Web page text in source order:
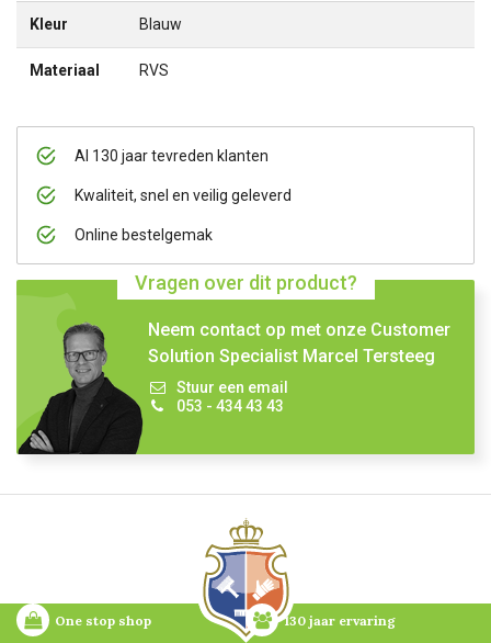
Al 130 jaar tevreden klanten
Kwaliteit, snel en veilig geleverd
Online bestelgemak
Vragen over dit product?
Neem contact op met onze Customer
Solution Specialist Marcel Tersteeg
Stuur een email
053 - 434 43 43
Kleur Blauw
Materiaal RVS
One stop shop 130 jaar ervaring